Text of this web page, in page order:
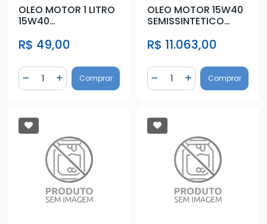
OLEO MOTOR 1 LITRO
15W40
R$ 49,00
Diminuir Quantidade
Quantidade
Adicionar Quantidade
Comprar
OLEO MOTOR 15W40
SEMISSINTETICO
R$ 11.063,00
Diminuir Quantidade
Quantidade
AdicionarComprar